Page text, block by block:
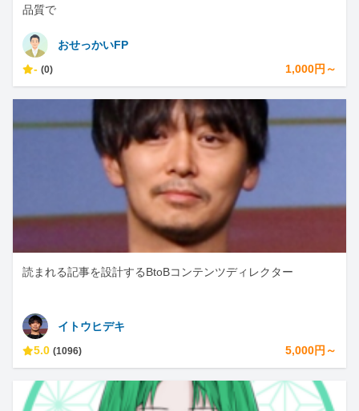
品質で
おせっかいFP
- (0) 1,000円～
読まれる記事を設計するBtoBコンテンツディレクター
イトウヒデキ
5.0 (1096) 5,000円～